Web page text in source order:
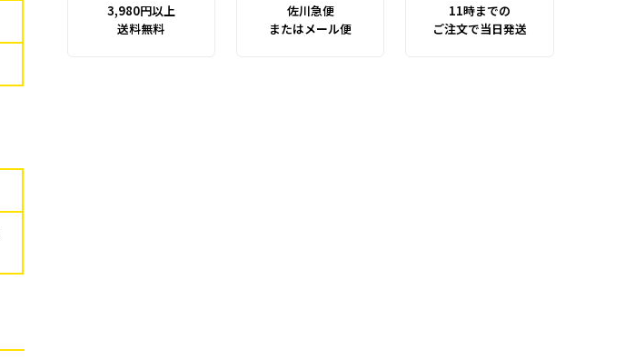
3,980円以上
送料無料
佐川急便
またはメール便
11時までの
ご注文で当日発送